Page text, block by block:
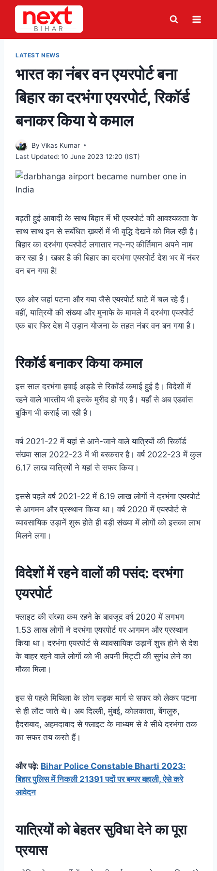
Skip
content
LATEST NEWS
भारत का नंबर वन एयरपोर्ट बना
बिहार का दरभंगा एयरपोर्ट, रिकॉर्ड
बनाकर किया ये कमाल
By Vikas Kumar
Last Updated: 10 June 2023 12:20 (IST)
बढ़ती हुई आबादी के साथ बिहार में भी एयरपोर्ट की आवश्यकता के
साथ साथ इन से सबंधित ख़बरों में भी वृद्धि देखने को मिल रही है।
बिहार का दरभंगा एयरपोर्ट लगातार नए-नए कीर्तिमान अपने नाम
कर रहा है। खबर है की बिहार का दरभंगा एयरपोर्ट देश भर में नंबर
वन बन गया है!
एक ओर जहां पटना और गया जैसे एयरपोर्ट घाटे में चल रहे हैं।
वहीं, यात्रियों की संख्या और मुनाफे के मामले में दरभंगा एयरपोर्ट
एक बार फिर देश में उड़ान योजना के तहत नंबर वन बन गया है।
रिकॉर्ड बनाकर किया कमाल
इस साल दरभंगा हवाई अड्डे से रिकॉर्ड कमाई हुई है। विदेशों में
रहने वाले भारतीय भी इसके मुरीद हो गए हैं। यहाँ से अब एडवांस
बुकिंग भी कराई जा रही है।
वर्ष 2021-22 में यहां से आने-जाने वाले यात्रियों की रिकॉर्ड
संख्या साल 2022-23 में भी बरकरार है। वर्ष 2022-23 में कुल
6.17 लाख यात्रियों ने यहां से सफर किया।
इससे पहले वर्ष 2021-22 में 6.19 लाख लोगों ने दरभंगा एयरपोर्ट
से आगमन और प्रस्थान किया था। वर्ष 2020 में एयरपोर्ट से
व्यावसायिक उड़ानें शुरू होते ही बड़ी संख्या में लोगों को इसका लाभ
मिलने लगा।
विदेशों में रहने वालों की पसंद: दरभंगा
एयरपोर्ट
फ्लाइट की संख्या कम रहने के बावजूद वर्ष 2020 में लगभग
1.53 लाख लोगों ने दरभंगा एयरपोर्ट पर आगमन और प्रस्थान
किया था। दरभंगा एयरपोर्ट से व्यावसायिक उड़ानें शुरू होने से देश
के बाहर रहने वाले लोगों को भी अपनी मिट्टी की सुगंध लेने का
मौका मिला।
इस से पहले मिथिला के लोग सड़क मार्ग से सफर को लेकर पटना
से ही लौट जाते थे। अब दिल्ली, मुंबई, कोलकाता, बेंगलुरु,
हैदराबाद, अहमदाबाद से फ्लाइट के माध्यम से वे सीधे दरभंगा तक
का सफर तय करते हैं।
और पढ़े: Bihar Police Constable Bharti 2023:
बिहार पुलिस में निकली 21391 पदों पर बम्पर बहाली, ऐसे करे
आवेदन
यात्रियों को बेहतर सुविधा देने का पूरा
प्रयास